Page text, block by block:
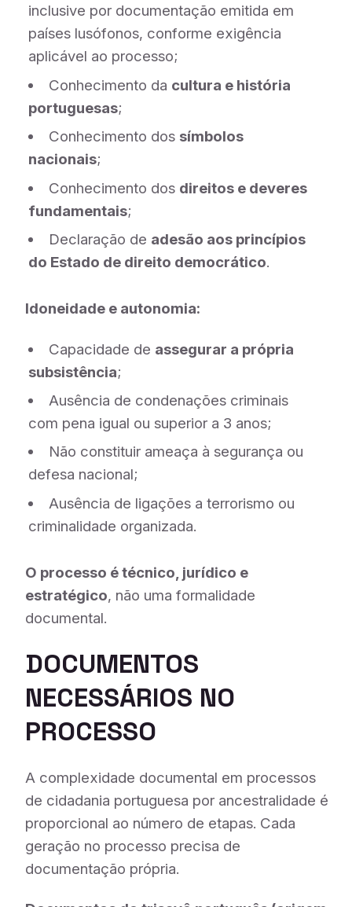
inclusive por documentação emitida em
países lusófonos, conforme exigência
aplicável ao processo;
Conhecimento da cultura e história
portuguesas;
Conhecimento dos símbolos
nacionais;
Conhecimento dos direitos e deveres
fundamentais;
Declaração de adesão aos princípios
do Estado de direito democrático.
Idoneidade e autonomia:
Capacidade de assegurar a própria
subsistência;
Ausência de condenações criminais
com pena igual ou superior a 3 anos;
Não constituir ameaça à segurança ou
defesa nacional;
Ausência de ligações a terrorismo ou
criminalidade organizada.
O processo é técnico, jurídico e
estratégico, não uma formalidade
documental.
DOCUMENTOS
NECESSÁRIOS NO
PROCESSO
A complexidade documental em processos
de cidadania portuguesa por ancestralidade é
proporcional ao número de etapas. Cada
geração no processo precisa de
documentação própria.